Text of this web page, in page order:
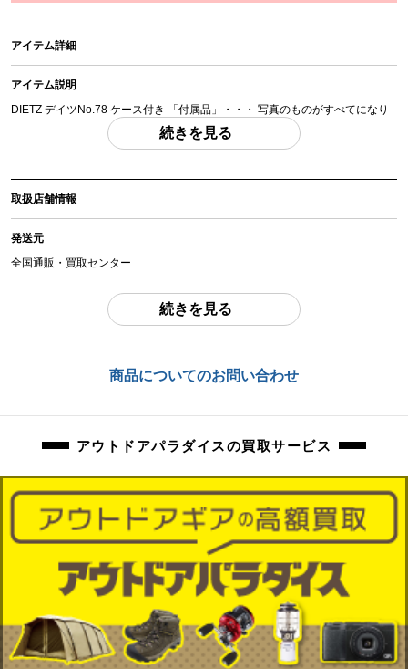
アイテム詳細
アイテム説明
DIETZ デイツNo.78 ケース付き 「付属品」・・・ 写真のものがすべてになり
(撮影、運搬備品は除く)
アイテム状態
中古：C（使用感あり/キズ、ヨゴレあり）
芯の繰り出し確認済みです。
続きを見る
取扱店舗情報
発送元
全国通販・買取センター
東京都江戸川区中葛西6-10-15 2F
続きを見る
商品についてのお問い合わせ
アウトドアパラダイスの買取サービス